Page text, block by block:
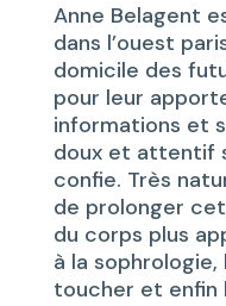
Anne Belagent
dans l’ouest
domicile des
pour leur
informations et
doux et attentif
confie. Très
de prolonger
du corps plus
à la
toucher et enfin